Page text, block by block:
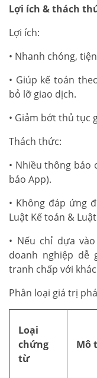
Lợi ích & thách
Lợi ích:
• Nhanh chóng,
• Giúp kế toán
bỏ lỡ giao dịch.
• Giảm bớt thủ tục
Thách thức:
• Nhiều thông báo
báo App).
• Không đáp ứng
Luật Kế toán &
• Nếu chỉ dựa
doanh nghiệp dễ
tranh chấp với
Phân loại giá trị
Loại
chứng
từ
Mô